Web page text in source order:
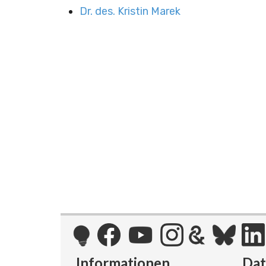
Dr. des. Kristin Marek